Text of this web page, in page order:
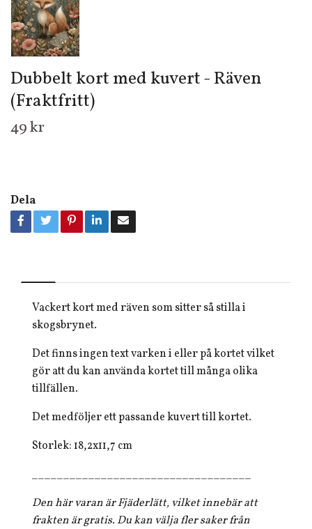
Dubbelt kort med kuvert - Räven
(Fraktfritt)
49 kr
Dela
Vackert kort med räven som sitter så stilla i
skogsbrynet.
Det finns ingen text varken i eller på kortet vilket
gör att du kan använda kortet till många olika
tillfällen.
Det medföljer ett passande kuvert till kortet.
Storlek: 18,2x11,7 cm
___________________________________
Den här varan är Fjäderlätt, vilket innebär att
frakten är gratis. Du kan välja fler saker från